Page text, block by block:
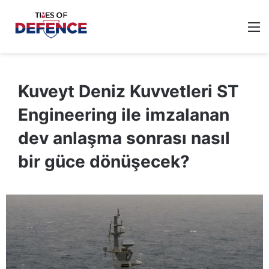
Kuveyt Deniz Kuvvetleri ST
Engineering ile imzalanan
dev anlaşma sonrası nasıl
bir güce dönüşecek?